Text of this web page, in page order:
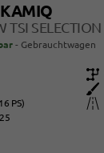
Gebrauchtwagen
Getriebe
Außenfarbe
PS) Kilometerstand